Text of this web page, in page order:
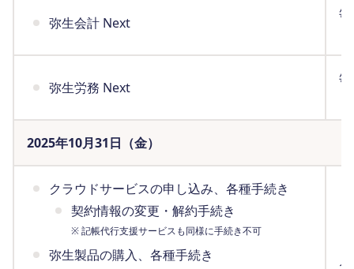
弥生会計 Next
弥生労務 Next
2025年10月31日（金）
クラウドサービスの申し込み、各種手続き
契約情報の変更・解約手続き
※ 記帳代行支援サービスも同様に手続き不可
弥生製品の購入、各種手続き